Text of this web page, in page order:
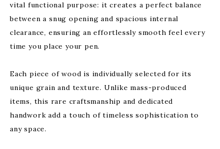
vital functional purpose: it creates a perfect balance
between a snug opening and spacious internal
clearance, ensuring an effortlessly smooth feel every
time you place your pen.
Each piece of wood is individually selected for its
unique grain and texture. Unlike mass-produced
items, this rare craftsmanship and dedicated
handwork add a touch of timeless sophistication to
any space.